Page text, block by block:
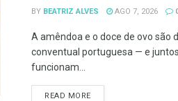
BY BEATRIZ ALVES AGO 7, 2026
A amêndoa e o doce de ovo são
conventual portuguesa — e
funcionam...
READ MOREDETAILS